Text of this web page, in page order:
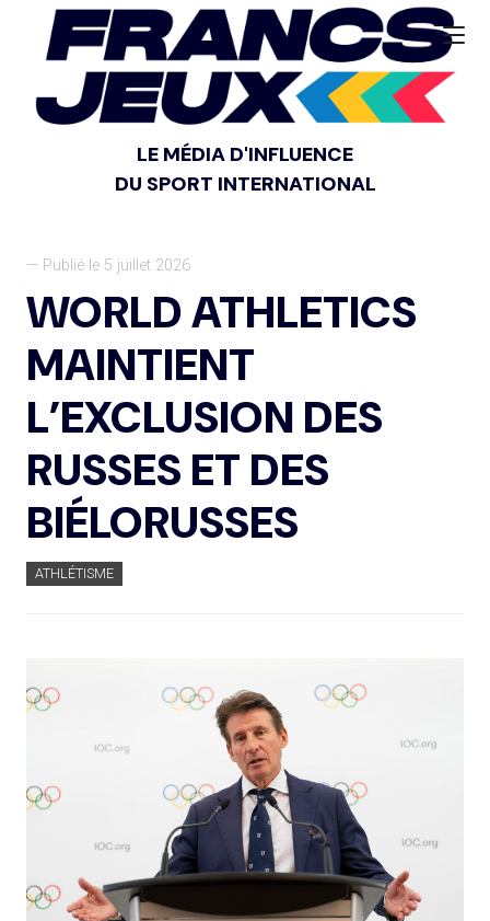
LE MÉDIA D'INFLUENCE
DU SPORT INTERNATIONAL
— Publié le 5 juillet 2026
WORLD ATHLETICS
MAINTIENT
L’EXCLUSION DES
RUSSES ET DES
BIÉLORUSSES
ATHLÉTISME